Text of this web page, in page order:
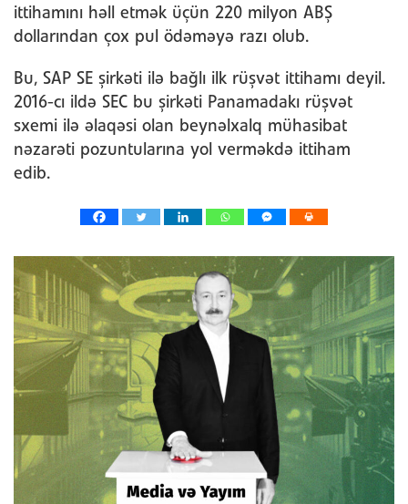
ittihamını həll etmək üçün 220 milyon ABŞ
dollarından çox pul ödəməyə razı olub.
Bu, SAP SE şirkəti ilə bağlı ilk rüşvət ittihamı deyil.
2016-cı ildə SEC bu şirkəti Panamadakı rüşvət
sxemi ilə əlaqəsi olan beynəlxalq mühasibat
nəzarəti pozuntularına yol verməkdə ittiham
edib.